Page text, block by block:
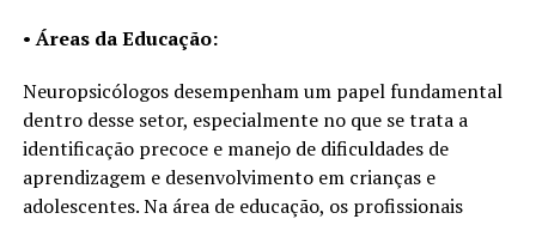
•Áreas da Educação:
Neuropsicólogos desempenham um papel fundamental
dentro desse setor, especialmente no que se trata a
identificação precoce e manejo de dificuldades de
aprendizagem e desenvolvimento em crianças e
adolescentes. Na área de educação, os profissionais